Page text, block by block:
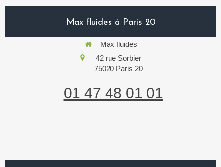
Max fluides à Paris 20
Max fluides
42 rue Sorbier
75020 Paris 20
01 47 48 01 01